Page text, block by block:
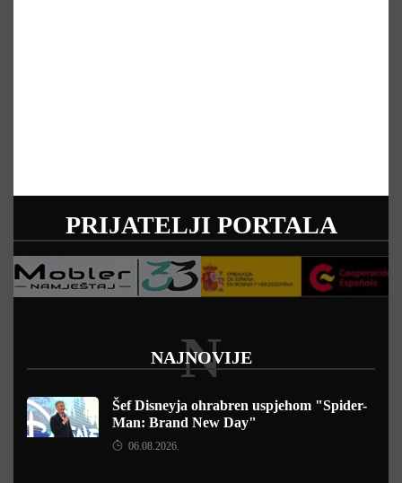
PRIJATELJI PORTALA
NAJNOVIJE
N
Šef Disneyja ohrabren uspjehom "Spider-
Man: Brand New Day"
06.08.2026.